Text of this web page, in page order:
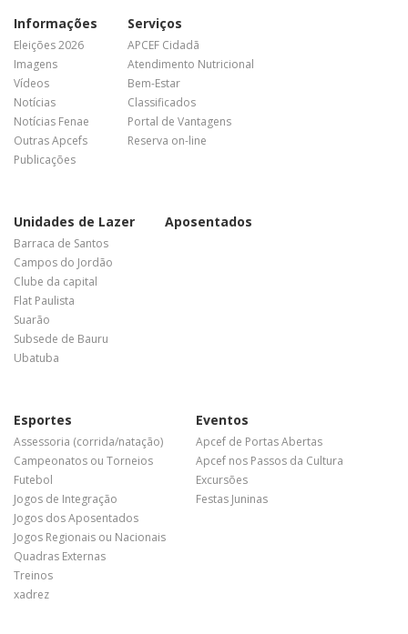
Informações
Eleições 2026
Imagens
Vídeos
Notícias
Notícias Fenae
Outras Apcefs
Publicações
Serviços
APCEF Cidadã
Atendimento Nutricional
Bem-Estar
Classificados
Portal de Vantagens
Reserva on-line
Unidades de Lazer
Barraca de Santos
Campos do Jordão
Clube da capital
Flat Paulista
Suarão
Subsede de Bauru
Ubatuba
Aposentados
Esportes
Assessoria (corrida/natação)
Campeonatos ou Torneios
Futebol
Jogos de Integração
Jogos dos Aposentados
Jogos Regionais ou Nacionais
Quadras Externas
Treinos
xadrez
Eventos
Apcef de Portas Abertas
Apcef nos Passos da Cultura
Excursões
Festas Juninas